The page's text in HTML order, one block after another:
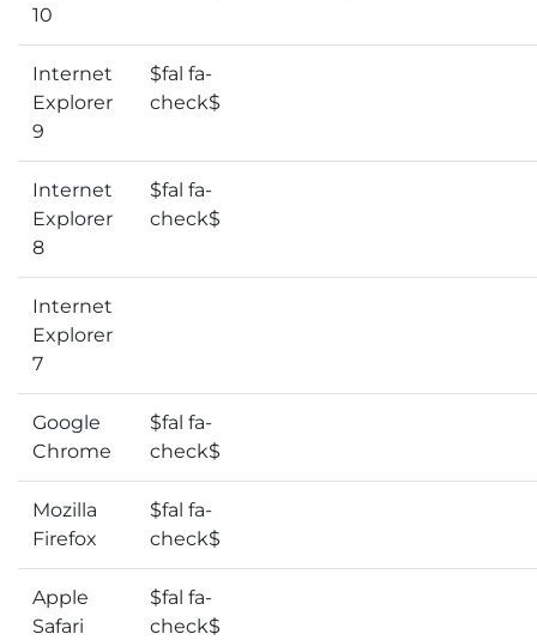
10
Internet
Explorer
9
$fal fa-
check$
Internet
Explorer
8
$fal fa-
check$
Internet
Explorer
7
Google
Chrome
$fal fa-
check$
Mozilla
Firefox
$fal fa-
check$
Apple
Safari
$fal fa-
check$